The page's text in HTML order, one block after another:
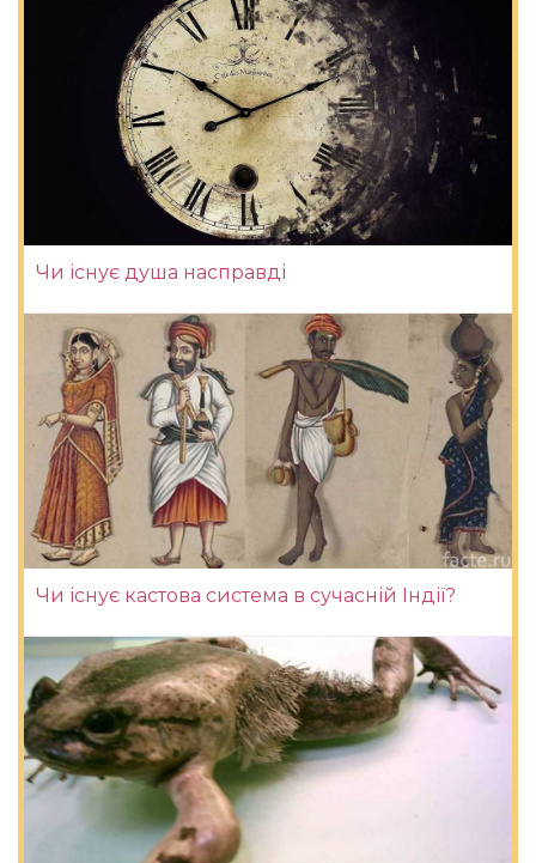
Чи існує душа насправді
Чи існує кастова система в сучасній Індії?